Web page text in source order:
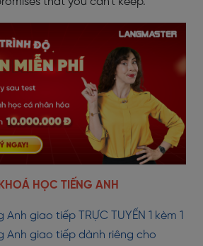
HỌC TIẾNG ANH
giao tiếp TRỰC TUYẾN 1 kèm 1
Anh giao tiếp dành riêng cho